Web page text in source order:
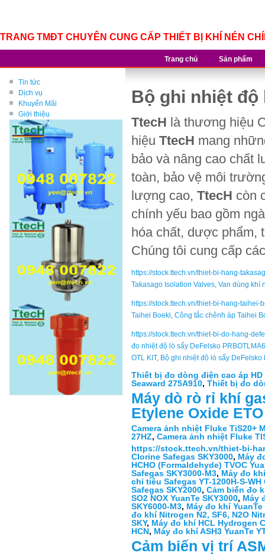
TRANG TMĐT CHUYÊN CUNG CẤP THIẾT BỊ KHÍ NÉN
Trang chủ Sản phẩm
Tin tức
Dịch vụ
Khuyến Mãi
Giới thiệu
Bộ ghi nhiệt độ
TtecH là thương hiệu
hiệu TtecH mang
bảo và nâng cao chất
toàn, bảo vệ môi
lượng cao, TtecH còn
chính yếu bao gồm
hóa chất, dược phẩm,
Chúng tôi cung cấp
https://stock.ttech.vn/thiet-bi-hang-
Takasago Isolation Valves, Van dùng khí
https://stock.ttech.vn/thiet-bi-hang-taihei-
Taihei Boeki, Công tắc chênh áp Taihei
https://stock.ttech.vn/thiet-bi-do-hang-
đo nhiệt độ lò sấy DeFelsko
OTL KIT, Bộ ghi nhiệt độ lò sấy DeFelsko
Thiết bị đo dòng điện cao áp HD
Seaward 275A910, Thiết bị đo
Máy dò rò rỉ khí
Etylene Oxide
Camera ảnh nhiệt Fluke TiS20+
27HZ, Camera ảnh nhiệt Fluke
https://stock.ttech.vn/thiet-bi-
Clorine Safegas SKY3000, Máy
HCHO (Formaldehyde) TVOC
Safegas SKY3000-M3, Máy đo
chỉ tiêu Safegas YT-1200H-S-WH
Safegas SKY2000, Cảm biến đo
SO2 NOX YuanTe SKY3000, Máy
SKY6000-M3, Máy đo khí YuanTe
đo khí Nitrogen N2, SF6, N2O
SKY, Máy đo khí HCL Hydrogen
HCN, Máy đo khí ASH3 YuanTe
Cảm biến vị trí